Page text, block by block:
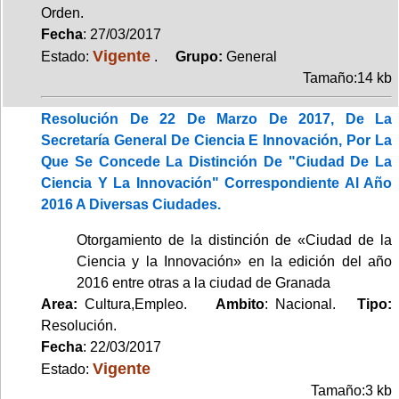
Orden.
Fecha: 27/03/2017
Estado: Vigente . Grupo: General
Tamaño:14 kb
Resolución De 22 De Marzo De 2017, De La
Secretaría General De Ciencia E Innovación, Por La
Que Se Concede La Distinción De "Ciudad De La
Ciencia Y La Innovación" Correspondiente Al Año
2016 A Diversas Ciudades.
Otorgamiento de la distinción de «Ciudad de la
Ciencia y la Innovación» en la edición del año
2016 entre otras a la ciudad de Granada
Area: Cultura,Empleo. Ambito: Nacional. Tipo:
Resolución.
Fecha: 22/03/2017
Estado: Vigente
Tamaño:3 kb